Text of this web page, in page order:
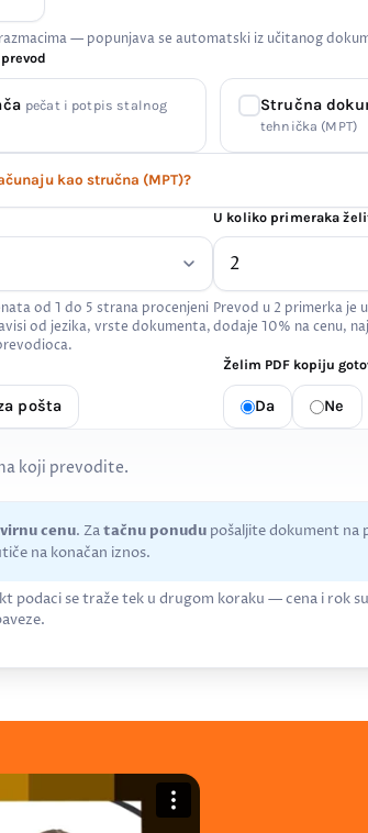
— popunjava se automatski iz učitanog
pečat i potpis stalnog
Stručna
tehnička (MPT)
kao stručna (MPT)?
od 1 do 5 strana procenjeni
od jezika, vrste dokumenta,
U koliko primeraka
Prevod u 2 primerka je
dodaje 10% na cenu,
pošta
Želim PDF kopiju
Da Ne
koji prevodite.
cenu. Zatačnu ponudu pošaljite dokument
na konačan iznos.
podaci se traže tek u drugom koraku — cena i rok su